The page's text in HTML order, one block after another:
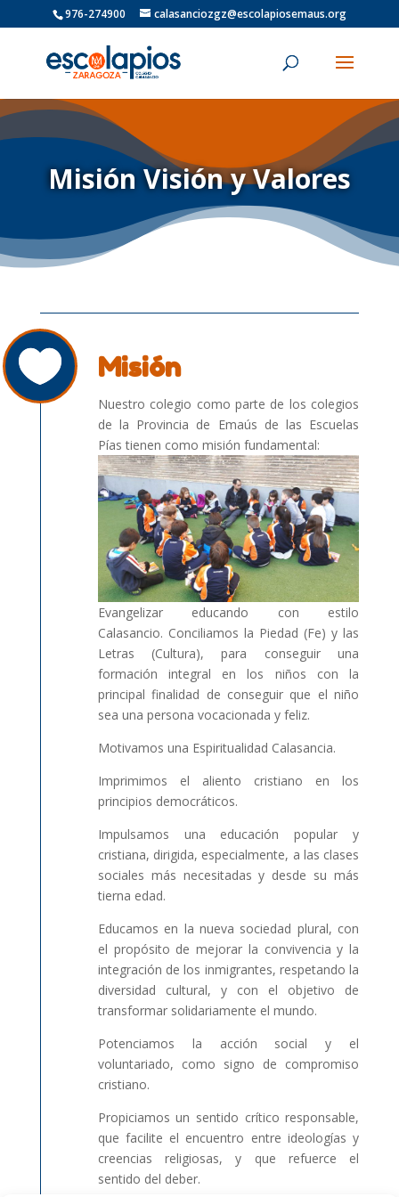
976-274900 calasanciozgz@escolapiosemaus.org
Misión Visión y Valores
Misión
Nuestro colegio como parte de los colegios
de la Provincia de Emaús de las Escuelas
Pías tienen como misión fundamental:
Evangelizar educando con estilo
Calasancio. Conciliamos la Piedad (Fe) y las
Letras (Cultura), para conseguir una
formación integral en los niños con la
principal finalidad de conseguir que el niño
sea una persona vocacionada y feliz.
Motivamos una Espiritualidad Calasancia.
Imprimimos el aliento cristiano en los
principios democráticos.
Impulsamos una educación popular y
cristiana, dirigida, especialmente, a las clases
sociales más necesitadas y desde su más
tierna edad.
Educamos en la nueva sociedad plural, con
el propósito de mejorar la convivencia y la
integración de los inmigrantes, respetando la
diversidad cultural, y con el objetivo de
transformar solidariamente el mundo.
Potenciamos la acción social y el
voluntariado, como signo de compromiso
cristiano.
Propiciamos un sentido crítico responsable,
que facilite el encuentro entre ideologías y
creencias religiosas, y que refuerce el
sentido del deber.